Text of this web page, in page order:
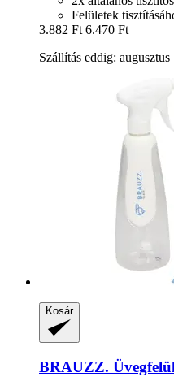
Felületek
3.882 Ft 6.470 Ft
Szállítás eddig: augusztus
Kosár
BRAUZZ.